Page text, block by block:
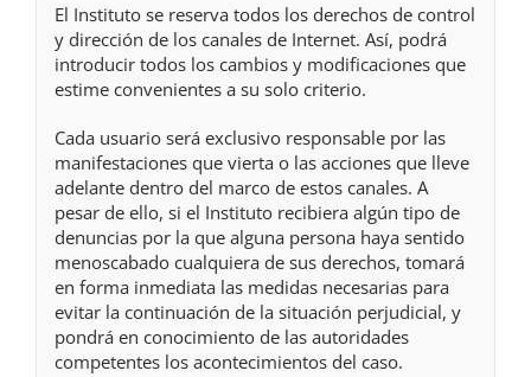
El Instituto se reserva todos los derechos de control
y dirección de los canales de Internet. Así, podrá
introducir todos los cambios y modificaciones que
estime convenientes a su solo criterio.
Cada usuario será exclusivo responsable por las
manifestaciones que vierta o las acciones que lleve
adelante dentro del marco de estos canales. A
pesar de ello, si el Instituto recibiera algún tipo de
denuncias por la que alguna persona haya sentido
menoscabado cualquiera de sus derechos, tomará
en forma inmediata las medidas necesarias para
evitar la continuación de la situación perjudicial, y
pondrá en conocimiento de las autoridades
competentes los acontecimientos del caso.